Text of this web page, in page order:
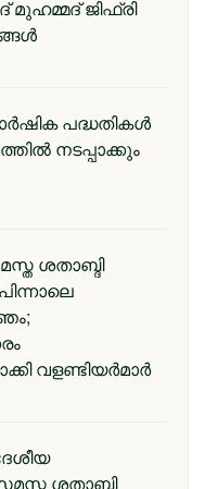
മുഹമ്മദ് ജിഫ്രി
പദ്ധതികൾ
നടപ്പാക്കും
ശതാബ്ദി
വളണ്ടിയർമാർ
ശതാബ്ദി